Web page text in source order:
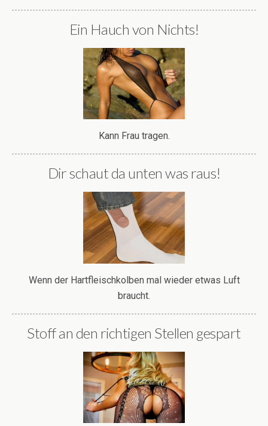
Ein Hauch von Nichts!
Kann Frau tragen.
Dir schaut da unten was raus!
Wenn der Hartfleischkolben mal wieder etwas Luft
braucht.
Stoff an den richtigen Stellen gespart